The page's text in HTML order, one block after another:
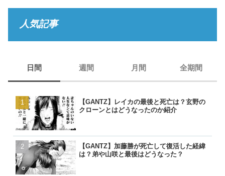
人気記事
日間
【GANTZ】レイカの最後と死亡は？玄野の
クローンとはどうなったのか紹介
【GANTZ】加藤勝が死亡して復活した経緯
は？弟や山咲と最後はどうなった？
週間
【GANTZ】レイカの最後と
クローンとはどうなったの
【GANTZ】西丈一郎は最後
き返った後や告白について
月間
【GANTZ】レイカの最後と
クローンとはどうなったの
【GANTZ】西丈一郎は最後
き返った後や告白について
全期間
【BORUTO】うずまきナル
現在のナルトは生きている
【呪術廻戦】七海健人は渋
た？死因や最後、虎杖に遺